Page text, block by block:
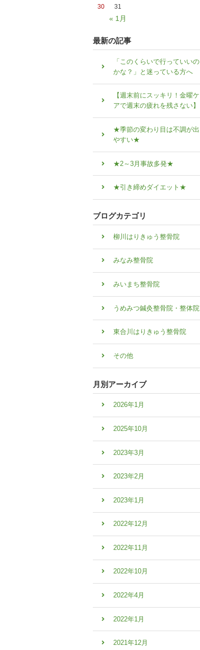
« 1月
30
31
最新の記事
「このくらいで行っていいの
かな？」と迷っている方へ
【週末前にスッキリ！金曜ケ
アで週末の疲れを残さない】
★季節の変わり目は不調が出
やすい★
★2～3月事故多発★
★引き締めダイエット★
ブログカテゴリ
柳川はりきゅう整骨院
みなみ整骨院
みいまち整骨院
うめみつ鍼灸整骨院・整体院
東合川はりきゅう整骨院
その他
月別アーカイブ
2026年1月
2025年10月
2023年3月
2023年2月
2023年1月
2022年12月
2022年11月
2022年10月
2022年4月
2022年1月
2021年12月